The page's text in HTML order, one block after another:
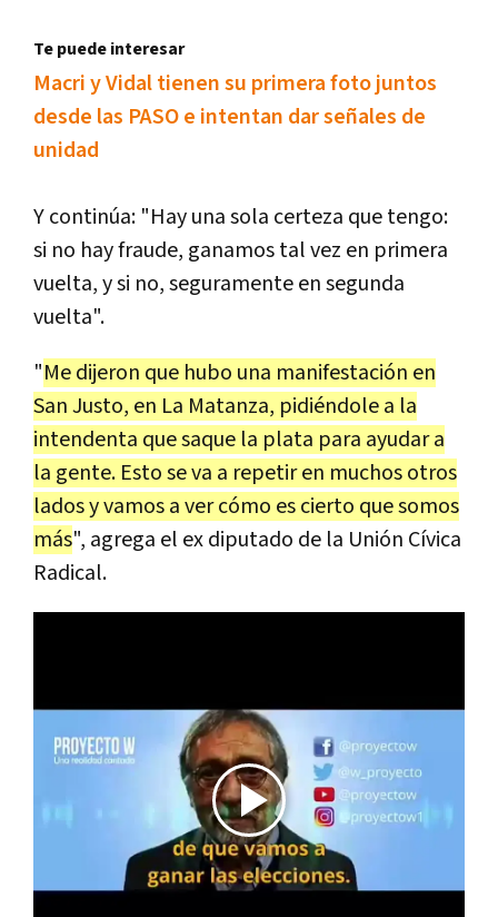
Te puede interesar
Macri y Vidal tienen su primera foto juntos
desde las PASO e intentan dar señales de
unidad
Y continúa: "Hay una sola certeza que tengo:
si no hay fraude, ganamos tal vez en primera
vuelta, y si no, seguramente en segunda
vuelta".
"Me dijeron que hubo una manifestación en
San Justo, en La Matanza, pidiéndole a la
intendenta que saque la plata para ayudar a
la gente. Esto se va a repetir en muchos otros
lados y vamos a ver cómo es cierto que somos
más", agrega el ex diputado de la Unión Cívica
Radical.